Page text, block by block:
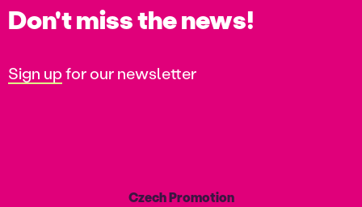
Don't miss the news!
Sign upfor our newsletter
Czech Promotion